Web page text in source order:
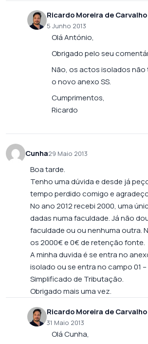
Ricardo Moreira de Carvalho
5 Junho 2013
Olá António,
Obrigado pelo seu
Não, os actos isolados
o novo anexo SS.
Cumprimentos,
Ricardo
Cunha29 Maio 2013
Boa tarde.
Tenho uma dúvida e desde já
tempo perdido comigo e
No ano 2012 recebi 2000, uma
dadas numa faculdade. Já não
faculdade ou ou nenhuma outra.
os 2000€ e 0€ de retenção fonte.
A minha duvida é se entra no
isolado ou se entra no campo 01 –
Simplificado de Tributação.
Obrigado mais uma vez.
Ricardo Moreira de Carvalho
31 Maio 2013
Olá Cunha,